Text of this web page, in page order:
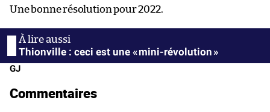
Une bonne résolution pour 2022.
Thionville : ceci est une « mini-révolution »
GJ
Commentaires